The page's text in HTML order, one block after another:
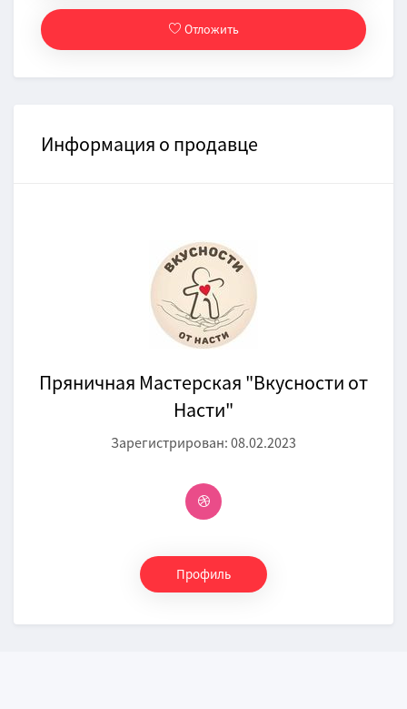
Отложить
Информация о продавце
Пряничная Мастерская "Вкусности от
Насти"
Зарегистрирован: 08.02.2023
Профиль